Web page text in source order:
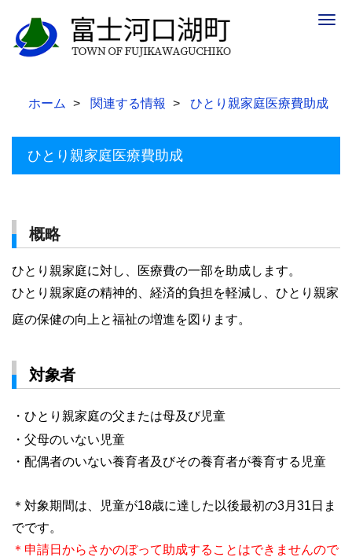
ホーム 関連する情報 ひとり親家庭医療費助成
ひとり親家庭医療費助成
概略
ひとり親家庭に対し、医療費の一部を助成します。
ひとり親家庭の精神的、経済的負担を軽減し、ひとり親家
庭の保健の向上と福祉の増進を図ります。
対象者
・ ひとり親家庭の父または母及び児童
・ 父母のいない児童
・配偶者のいない養育者及びその養育者が養育する児童
＊対象期間は、児童が18歳に達した以後最初の3月31日ま
でです。
＊申請日からさかのぼって助成することはできませんので